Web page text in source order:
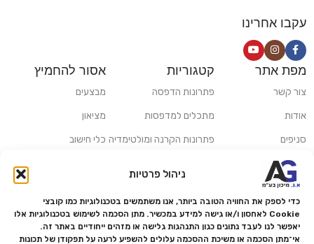
ניהול פרטיות
כדי לספק את החוויה הטובה ביותר, אנו משתמשים בטכנולוגיות כמו קובצי
Cookie לאחסון ו/או גישה למידע במכשיר. מתן הסכמה לשימוש בטכנולוגיות אלו
יאפשר לנו לעבד נתונים כגון התנהגות גלישה או מזהים ייחודיים באתר זה.
אי־מתן הסכמה או משיכת ההסכמה עלולים להשפיע לרעה על תפקודן של תכונות
עקבו אחרינו
מפת אתר
צור קשר
אודות
סניפים
משלוחים ואיסוף עצמי
מדריכים ומאמרים
מותגים
מעבדת תיקונים
קטגוריות
פתרונות הדפסה
מתכלים למדפסות
פתרונות הקרנה ומולטימדיה
פתרונות למגזר הרפואי
אסור להחמיץ
מבצעים
מציאון
כלי חישוב